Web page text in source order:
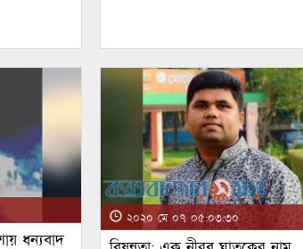
ধন্যবাদ
২০২০ মে ০৭ ০৫:০৩:৩০